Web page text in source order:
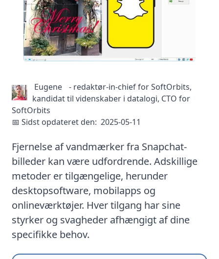
Eugene - redaktør-in-chief for SoftOrbits,
kandidat til videnskaber i datalogi, CTO for
SoftOrbits
📅 Sidst opdateret den: 2025-05-11
Fjernelse af vandmærker fra Snapchat-
billeder kan være udfordrende. Adskillige
metoder er tilgængelige, herunder
desktopsoftware, mobilapps og
onlineværktøjer. Hver tilgang har sine
styrker og svagheder afhængigt af dine
specifikke behov.